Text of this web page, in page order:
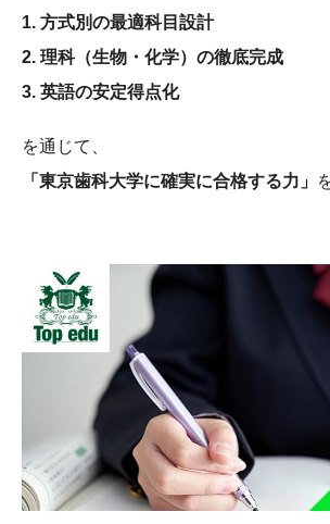
1. 方式別の最適科目設計
2. 理科（生物・化学）の徹底完成
3. 英語の安定得点化
を通じて、
「東京歯科大学に確実に合格する力」